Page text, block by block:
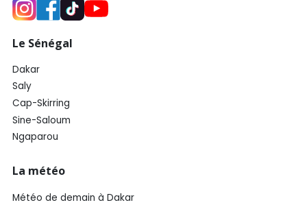
Le Sénégal
Dakar
Saly
Cap-Skirring
Sine-Saloum
Ngaparou
La météo
Météo de demain à Dakar